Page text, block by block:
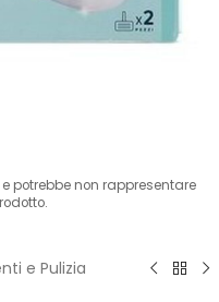
potrebbe non rappresentare
e Pulizia